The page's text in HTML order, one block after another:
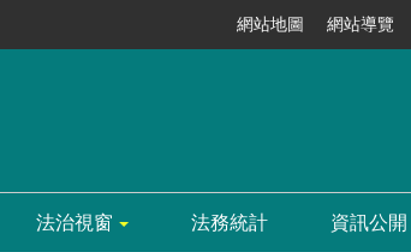
網站地圖 網站導覽
法治視窗 法務統計 資訊公開